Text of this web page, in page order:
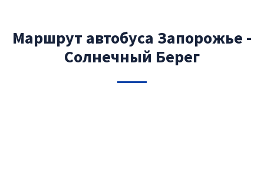
Маршрут автобуса Запорожье -
Солнечный Берег